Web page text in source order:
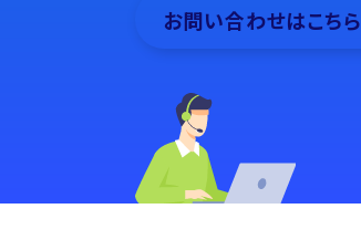
お問い合わせはこちら